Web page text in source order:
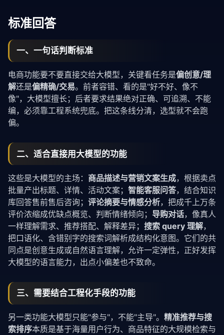
标准回答
一、一句话判断标准
电商功能要不要直接交给大模型，关键看任务是偏创意/理
解还是偏精确/交易。前者容错、看的是"好不好、像不
像"，大模型擅长；后者要求结果绝对正确、可追溯、不能
编，必须靠工程系统兜底。把这条线分清，选型就不会跑
偏。
二、适合直接用大模型的功能
这些是大模型的主场： 商品描述与营销文案生成，根据卖点
批量产出标题、详情、活动文案； 智能客服问答，结合知识
库回答售前售后咨询； 评论摘要与情感分析，把成千上万条
评价浓缩成优缺点概览、判断情绪倾向； 导购对话，像真人
一样理解需求、推荐搭配、解释差异； 搜索 query 理解，
把口语化、含错别字的搜索词解析成结构化意图。它们的共
同点是创意生成或自然语言理解，允许一定弹性，正好发挥
大模型的语言能力，出点小偏差也不致命。
三、需要结合工程化手段的功能
另一类功能大模型只能"参与"，不能"主导"。 精准推荐与搜
索排序本质是基于海量用户行为、商品特征的大规模检索与